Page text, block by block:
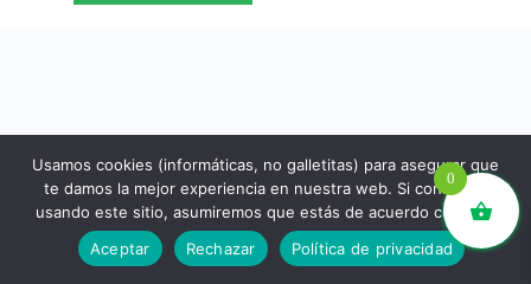
libros.eco © - Desde Barcelona para el mundo 💚 |
Devoluciones y reembolsos|Política de Privacidad
0
Usamos cookies (informáticas, no galletitas) para asegurar que
te damos la mejor experiencia en nuestra web. Si continúas
usando este sitio, asumiremos que estás de acuerdo con ello.
Aceptar
Rechazar Política de privacidad